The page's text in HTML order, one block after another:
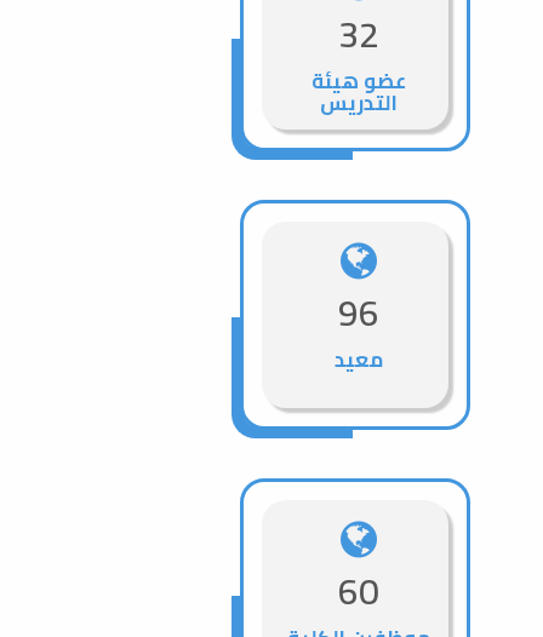
32
عضو هيئة
التدريس
96
معيد
60